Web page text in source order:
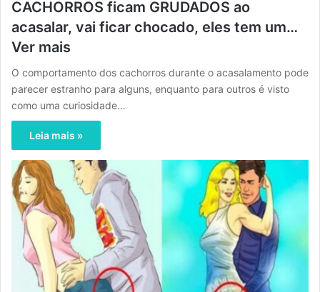
CACHORROS ficam GRUDADOS ao
acasalar, vai ficar chocado, eles tem um…
Ver mais
O comportamento dos cachorros durante o acasalamento pode
parecer estranho para alguns, enquanto para outros é visto
como uma curiosidade…
Leia mais »